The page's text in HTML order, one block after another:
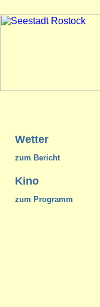
Wetter
zum Bericht
Kino
zum Programm